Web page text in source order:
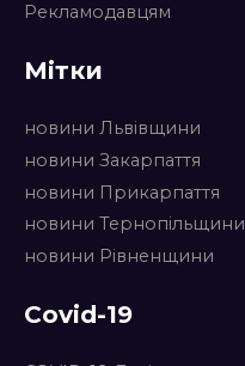
Рекламодавцям
Мітки
новини Львівщини
новини Закарпаття
новини Прикарпаття
новини Тернопільщини
новини Рівненщини
Covid-19